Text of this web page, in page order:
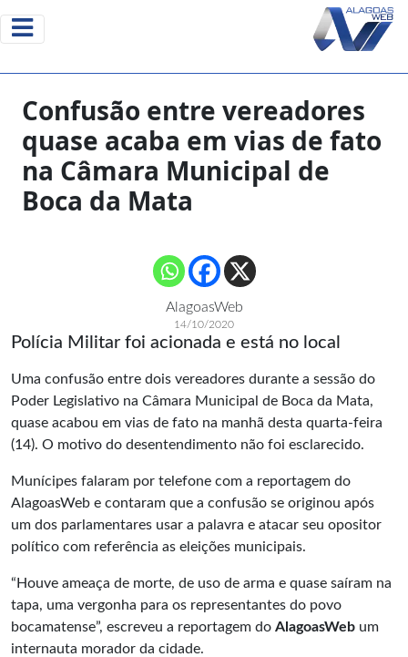
Confusão entre vereadores
quase acaba em vias de fato
na Câmara Municipal de
Boca da Mata
AlagoasWeb
14/10/2020
Polícia Militar foi acionada e está no local
Uma confusão entre dois vereadores durante a sessão do
Poder Legislativo na Câmara Municipal de Boca da Mata,
quase acabou em vias de fato na manhã desta quarta-feira
(14). O motivo do desentendimento não foi esclarecido.
Munícipes falaram por telefone com a reportagem do
AlagoasWeb e contaram que a confusão se originou após
um dos parlamentares usar a palavra e atacar seu opositor
político com referência as eleições municipais.
“Houve ameaça de morte, de uso de arma e quase saíram na
tapa, uma vergonha para os representantes do povo
bocamatense”, escreveu a reportagem do AlagoasWeb um
internauta morador da cidade.